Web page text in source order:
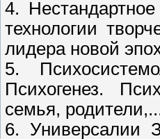
4.
технологии
лидера новой
5.
Психогенез.
семья,
6. Универсалии